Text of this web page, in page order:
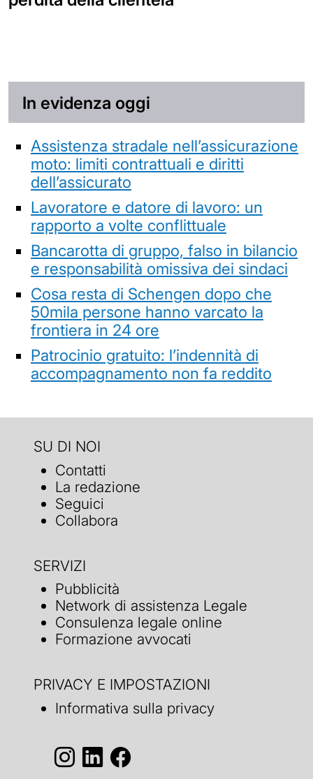
In evidenza oggi
Assistenza stradale nell’assicurazione
moto: limiti contrattuali e diritti
dell’assicurato
Lavoratore e datore di lavoro: un
rapporto a volte conflittuale
Bancarotta di gruppo, falso in bilancio
e responsabilità omissiva dei sindaci
Cosa resta di Schengen dopo che
50mila persone hanno varcato la
frontiera in 24 ore
Patrocinio gratuito: l’indennità di
accompagnamento non fa reddito
SU DI NOI
Contatti
La redazione
Seguici
Collabora
SERVIZI
Pubblicità
Network di assistenza Legale
Consulenza legale online
Formazione avvocati
PRIVACY E IMPOSTAZIONI
Informativa sulla privacy